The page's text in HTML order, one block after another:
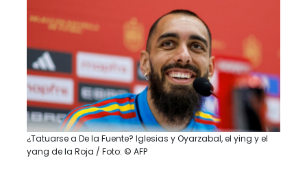
¿Tatuarse a De la Fuente? Iglesias y Oyarzabal, el ying y el
yang de la Roja / Foto: © AFP